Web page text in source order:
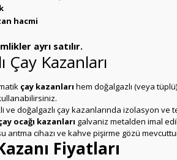
hacmi
ayrı satılır.
Çay Kazanları
çay kazanları hem doğalgazlı (veya
ve doğalgazlı çay kazanlarında izolasyon
ocağı kazanları galvaniz metalden imal
arıtma cihazı ve kahve pişirme gözü
Fiyatları